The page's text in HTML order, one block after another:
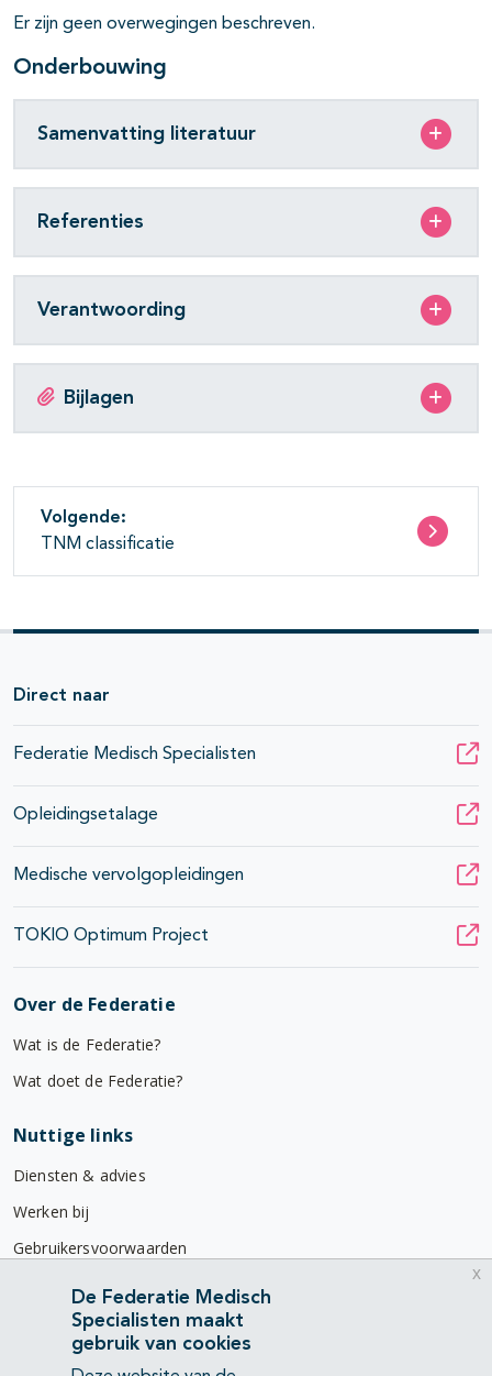
Er zijn geen overwegingen beschreven.
Onderbouwing
Samenvatting literatuur
Referenties
Verantwoording
Bijlagen
Volgende:
TNM classificatie
Direct naar
Federatie Medisch Specialisten
Opleidingsetalage
Medische vervolgopleidingen
TOKIO Optimum Project
Over de Federatie
Wat is de Federatie?
Wat doet de Federatie?
Nuttige links
Diensten & advies
Werken bij
Gebruikersvoorwaarden
Privacyverklaring
Contact
De Federatie Medisch
Specialisten maakt
gebruik van cookies
x